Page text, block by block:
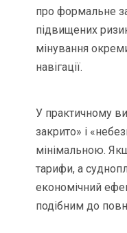
про формальне
підвищених
мінування
навігації.
У практичному
закрито» і
мінімальною.
тарифи, а
економічний
подібним до